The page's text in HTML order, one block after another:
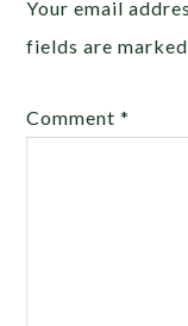
Your email
fields are
Comment*